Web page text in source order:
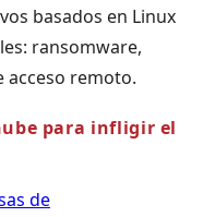
basados en Linux
ransomware,
remoto.
para infligir el
de